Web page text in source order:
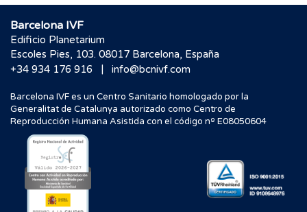
Barcelona IVF
Edificio Planetarium
Escoles Pies, 103. 08017 Barcelona, España
+34 934 176 916
| info@bcnivf.com
Barcelona IVF es un Centro Sanitario homologado por la
Generalitat de Catalunya autorizado como Centro de
Reproducción Humana Asistida con el código nº E08050604